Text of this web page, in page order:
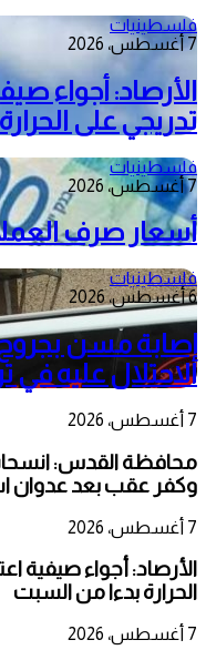
فلسطينيات
7 أغسطس، 2026
الأرصاد: أجواء
تدريجي على
فلسطينيات
7 أغسطس، 2026
أسعار صرف
فلسطينيات
6 أغسطس، 2026
إصابة مسن
الاحتلال عليه في
7 أغسطس، 2026
محافظة القدس:
وكفر عقب بعد عدوان
7 أغسطس، 2026
الأرصاد: أجواء صيفية
الحرارة بدءا من السبت
7 أغسطس، 2026